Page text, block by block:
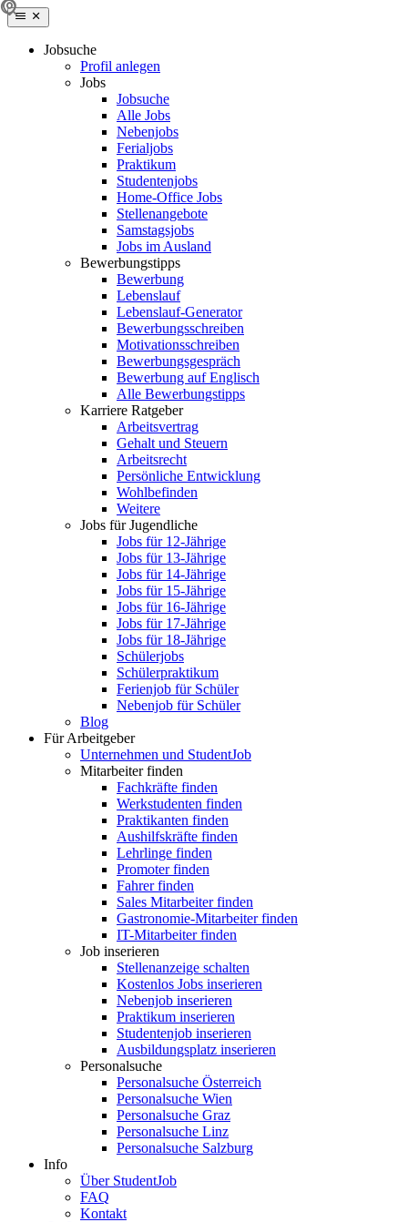
Jobsuche
Profil anlegen
Jobs
Jobsuche
Alle Jobs
Nebenjobs
Ferialjobs
Praktikum
Studentenjobs
Home-Office Jobs
Stellenangebote
Samstagsjobs
Jobs im Ausland
Bewerbungstipps
Bewerbung
Lebenslauf
Lebenslauf-Generator
Bewerbungsschreiben
Motivationsschreiben
Bewerbungsgespräch
Bewerbung auf Englisch
Alle Bewerbungstipps
Karriere Ratgeber
Arbeitsvertrag
Gehalt und Steuern
Arbeitsrecht
Persönliche Entwicklung
Wohlbefinden
Weitere
Jobs für Jugendliche
Jobs für 12-Jährige
Jobs für 13-Jährige
Jobs für 14-Jährige
Jobs für 15-Jährige
Jobs für 16-Jährige
Jobs für 17-Jährige
Jobs für 18-Jährige
Schülerjobs
Schülerpraktikum
Ferienjob für Schüler
Nebenjob für Schüler
Blog
Für Arbeitgeber
Unternehmen und StudentJob
Mitarbeiter finden
Fachkräfte finden
Werkstudenten finden
Praktikanten finden
Aushilfskräfte finden
Lehrlinge finden
Promoter finden
Fahrer finden
Sales Mitarbeiter finden
Gastronomie-Mitarbeiter finden
IT-Mitarbeiter finden
Job inserieren
Stellenanzeige schalten
Kostenlos Jobs inserieren
Nebenjob inserieren
Praktikum inserieren
Studentenjob inserieren
Ausbildungsplatz inserieren
Personalsuche
Personalsuche Österreich
Personalsuche Wien
Personalsuche Graz
Personalsuche Linz
Personalsuche Salzburg
Info
Über StudentJob
FAQ
Kontakt